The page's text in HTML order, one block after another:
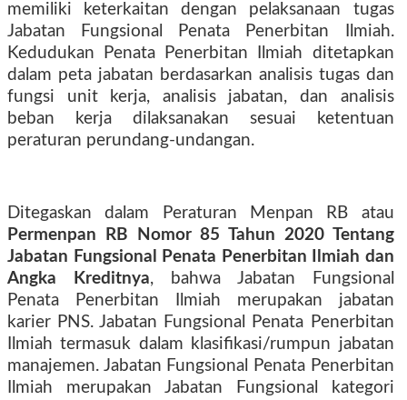
memiliki keterkaitan dengan pelaksanaan tugas
Jabatan Fungsional Penata Penerbitan Ilmiah.
Kedudukan Penata Penerbitan Ilmiah ditetapkan
dalam peta jabatan berdasarkan analisis tugas dan
fungsi unit kerja, analisis jabatan, dan analisis
beban kerja dilaksanakan sesuai ketentuan
peraturan perundang-undangan.
Ditegaskan dalam Peraturan Menpan RB atau
Permenpan RB Nomor 85 Tahun 2020 Tentang
Jabatan Fungsional Penata Penerbitan Ilmiah dan
Angka Kreditnya, bahwa Jabatan Fungsional
Penata Penerbitan Ilmiah merupakan jabatan
karier PNS. Jabatan Fungsional Penata Penerbitan
Ilmiah termasuk dalam klasifikasi/rumpun jabatan
manajemen. Jabatan Fungsional Penata Penerbitan
Ilmiah merupakan Jabatan Fungsional kategori